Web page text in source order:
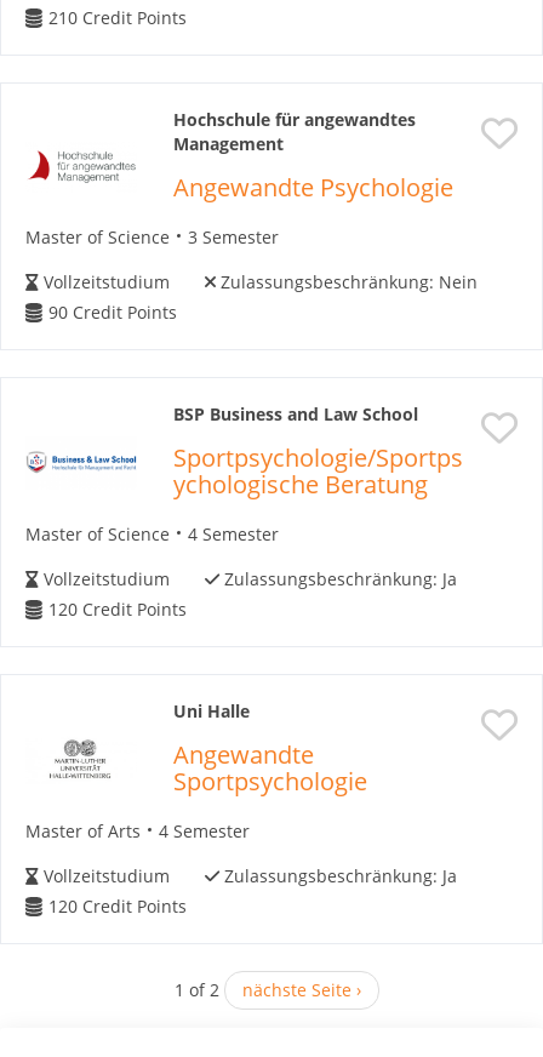
210 Credit Points
Hochschule für angewandtes
Management
Angewandte Psychologie
Master of Science
3 Semester
Vollzeitstudium
Zulassungsbeschränkung: Nein
90 Credit Points
BSP Business and Law School
Sportpsychologie/Sportps
ychologische Beratung
Master of Science
4 Semester
Vollzeitstudium
Zulassungsbeschränkung: Ja
120 Credit Points
Uni Halle
Angewandte
Sportpsychologie
Master of Arts
4 Semester
Vollzeitstudium
Zulassungsbeschränkung: Ja
120 Credit Points
1 of 2 nächste Seite ›